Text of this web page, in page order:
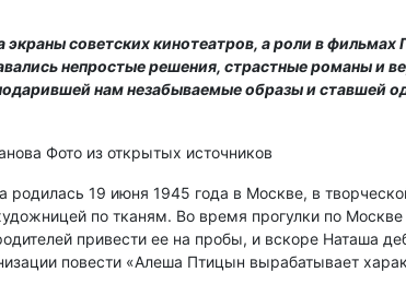
экраны советских кинотеатров, а роли в
непростые решения, страстные романы и
нам незабываемые образы и ставшей
Фото из открытых источников
родилась 19 июня 1945 года в Москве, в
по тканям. Во время прогулки по
привести ее на пробы, и вскоре Наташа
повести «Алеша Птицын вырабатывает